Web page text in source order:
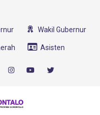
Wakil Gubernur
Asisten